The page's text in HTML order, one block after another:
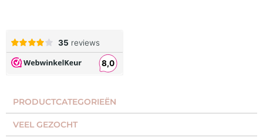
PRODUCTCATEGORIEËN​
VEEL GEZOCHT​